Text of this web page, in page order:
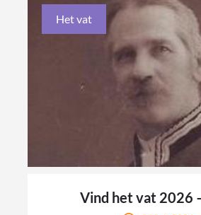
Het vat
Vind het vat 2026